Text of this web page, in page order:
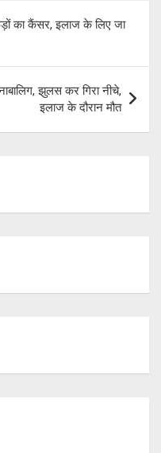
का कैंसर, इलाज के लिए जा
झुलस कर गिरा नीचे,
इलाज के दौरान मौत